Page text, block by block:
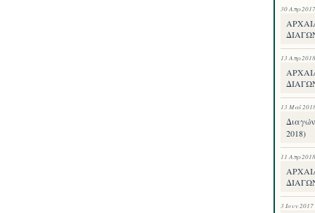
30 Απρ 2017
13 Απρ 2018
13 Μαΐ
2018)
11 Απρ 2018
3 Ιουν 2017